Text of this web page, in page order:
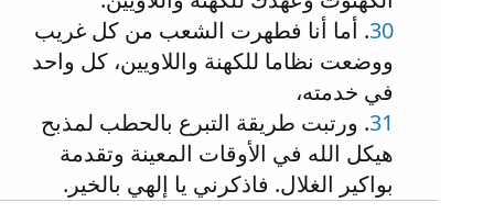
30. أما أنا فطهرت الشعب من كل غريب
ووضعت نظاما للكهنة واللاويين، كل واحد
في خدمته،
31. ورتبت طريقة التبرع بالحطب لمذبح
هيكل الله في الأوقات المعينة وتقدمة
بواكير الغلال. فاذكرني يا إلهي بالخير.